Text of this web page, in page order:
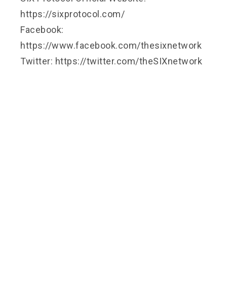
https://sixprotocol.com/
Facebook:
https://www.facebook.com/thesixnetwork
Twitter: https://twitter.com/theSIXnetwork